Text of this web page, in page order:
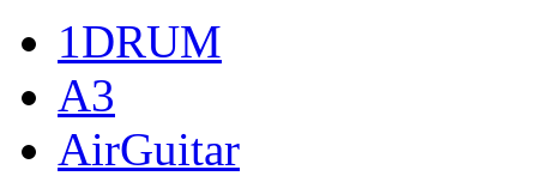
1DRUM
A3
AirGuitar